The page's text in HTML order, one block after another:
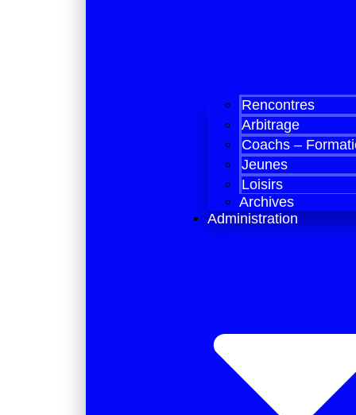
Rencontres
Arbitrage
Coachs –
Jeunes
Loisirs
Archives
Administration